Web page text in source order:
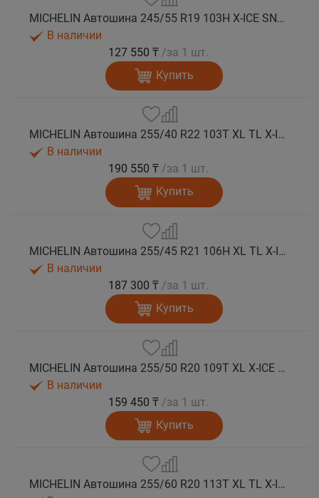
MICHELIN Автошина 245/55 R19 103H X-ICE SNOW SUV зима
В наличии
127 550 ₸ /за 1 шт.
Купить
MICHELIN Автошина 255/40 R22 103T XL TL X-ICE SNOW SUV зима
В наличии
190 550 ₸ /за 1 шт.
Купить
MICHELIN Автошина 255/45 R21 106H XL TL X-ICE SNOW SUV зима
В наличии
187 300 ₸ /за 1 шт.
Купить
MICHELIN Автошина 255/50 R20 109T XL X-ICE SNOW SUV зима
В наличии
159 450 ₸ /за 1 шт.
Купить
MICHELIN Автошина 255/60 R20 113T XL TL X-ICE SNOW SUV зима